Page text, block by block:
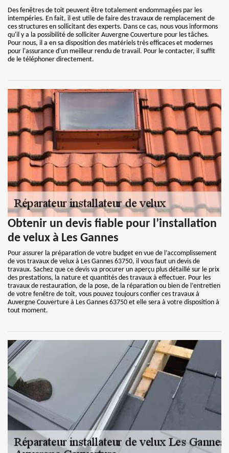
Des fenêtres de toit peuvent être totalement endommagées par les
intempéries. En fait, il est utile de faire des travaux de remplacement de
ces structures en sollicitant des experts. Dans ce cas, nous vous informons
qu'il y a la possibilité de solliciter Auvergne Couverture pour les tâches.
Pour nous, il a en sa disposition des matériels très efficaces et modernes
pour l'assurance d'un meilleur rendu de travail. Pour le contacter, il suffit
de le téléphoner directement.
Obtenir un devis fiable pour l’installation
de velux à Les Gannes
Pour assurer la préparation de votre budget en vue de l’accomplissement
de vos travaux de velux à Les Gannes 63750, il vous faut un devis de
travaux. Sachez que ce devis va procurer un aperçu plus détaillé sur le prix
des prestations, la nature et quantités des travaux à effectuer. Pour les
travaux de restauration, de la pose, de la réparation ou bien de l’entretien
de votre fenêtre de toit, vous pouvez toujours confier ces travaux à
Auvergne Couverture à Les Gannes 63750 et elle sera à votre disposition à
tout moment.